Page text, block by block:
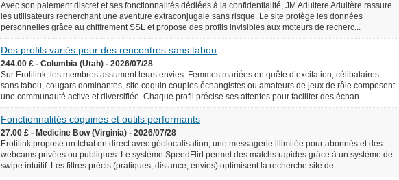
Avec son paiement discret et ses fonctionnalités dédiées à la confidentialité, JM Adultere Adultère rassure
les utilisateurs recherchant une aventure extraconjugale sans risque. Le site protège les données
personnelles grâce au chiffrement SSL et propose des profils invisibles aux moteurs de recherc...
Des profils variés pour des rencontres sans tabou
244.00 £ - Columbia (Utah) - 2026/07/28
Sur Erotilink, les membres assument leurs envies. Femmes mariées en quête d’excitation, célibataires
sans tabou, cougars dominantes, site coquin couples échangistes ou amateurs de jeux de rôle composent
une communauté active et diversifiée. Chaque profil précise ses attentes pour faciliter des échan...
Fonctionnalités coquines et outils performants
27.00 £ - Medicine Bow (Virginia) - 2026/07/28
Erotilink propose un tchat en direct avec géolocalisation, une messagerie illimitée pour abonnés et des
webcams privées ou publiques. Le système SpeedFlirt permet des matchs rapides grâce à un système de
swipe intuitif. Les filtres précis (pratiques, distance, envies) optimisent la recherche site de...